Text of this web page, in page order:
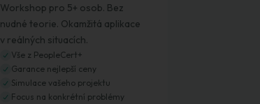
Workshop pro 5+ osob. Bez
nudné teorie. Okamžitá aplikace
v reálných situacích.
Vše z PeopleCert+
Garance nejlepší ceny
Simulace vašeho projektu
Focus na konkrétní problémy